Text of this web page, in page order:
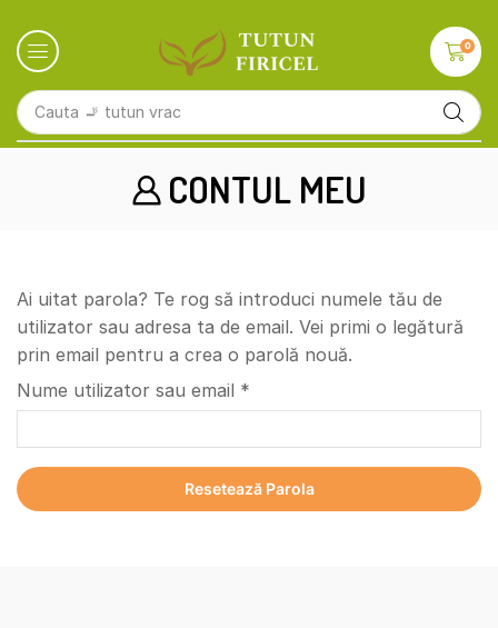
Cauta 🚬 tutun vrac
0
CONTUL MEU
Ai uitat parola? Te rog să introduci numele tău de
utilizator sau adresa ta de email. Vei primi o legătură
prin email pentru a crea o parolă nouă.
Nume utilizator sau email *
Resetează Parola